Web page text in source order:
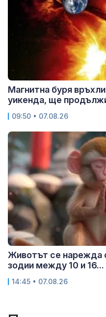
Магнитна буря
уикенда, ще
09:50 • 07.08.26
Животът се нарежда
зодии между 10 и 16...
14:45 • 07.08.26